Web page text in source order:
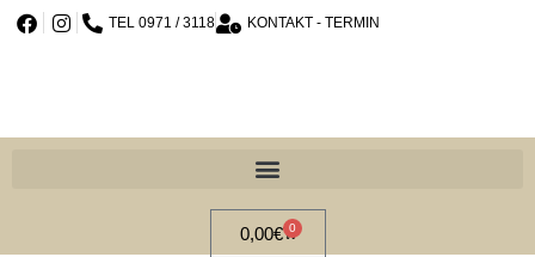
TEL 0971 / 3118 KONTAKT - TERMIN
0,00€ 0